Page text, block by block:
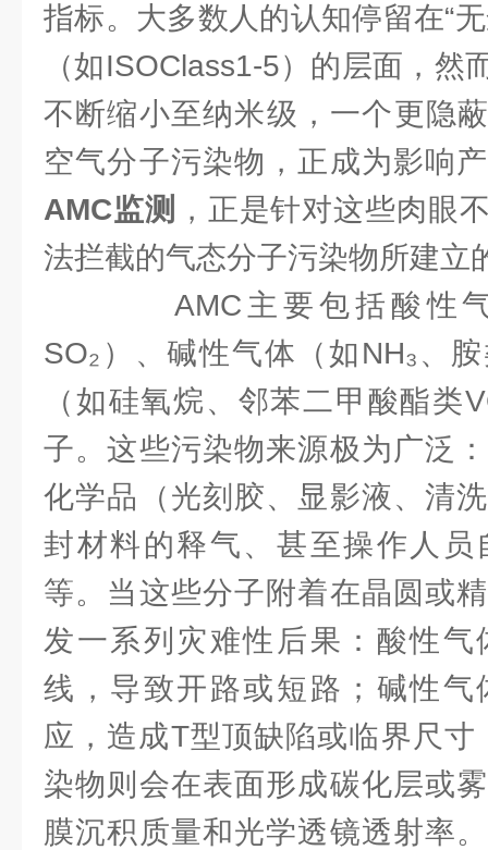
指标。大多数人的认知停留在“
（如ISOClass1-5）的层面，然
不断缩小至纳米级，一个更隐
空气分子污染物，正成为影响
AMC监测 ，正是针对这些肉眼
法拦截的气态分子污染物所建立
AMC主要包括酸性气
SO₂）、碱性气体（如NH₃、
（如硅氧烷、邻苯二甲酸酯类
子。这些污染物来源极为广泛
化学品（光刻胶、显影液、清
封材料的释气、甚至操作人员
等。当这些分子附着在晶圆或
发一系列灾难性后果：酸性
线，导致开路或短路；碱性气
应，造成T型顶缺陷或临界尺
染物则会在表面形成碳化层或
膜沉积质量和光学透镜透射率